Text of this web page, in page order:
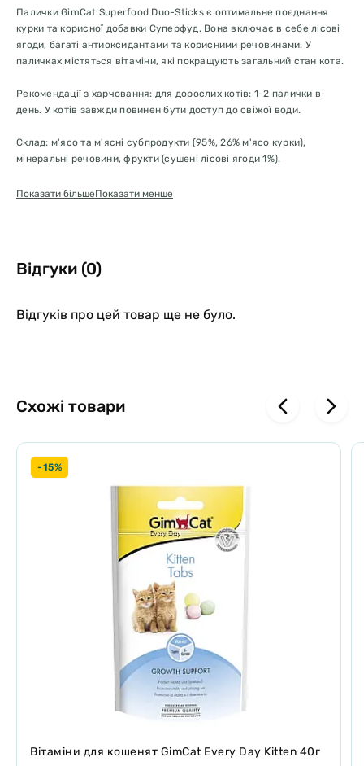
Палички GimCat Superfood Duo-Sticks є оптимальне поєднання
курки та корисної добавки Суперфуд. Вона включає в себе лісові
ягоди, багаті антиоксидантами та корисними речовинами. У
паличках містяться вітаміни, які покращують загальний стан кота.
Рекомендації з харчовання: для дорослих котів: 1-2 палички в
день. У котів завжди повинен бути доступ до свіжої води.
Склад: м'ясо та м'ясні субпродукти (95%, 26% м'ясо курки),
мінеральні речовини, фрукти (сушені лісові ягоди 1%).
Показати більшеПоказати менше
Відгуки (0)
Відгуків про цей товар ще не було.
Схожі товари
-15%
Вітаміни для кошенят GimCat Every Day Kitten 40г